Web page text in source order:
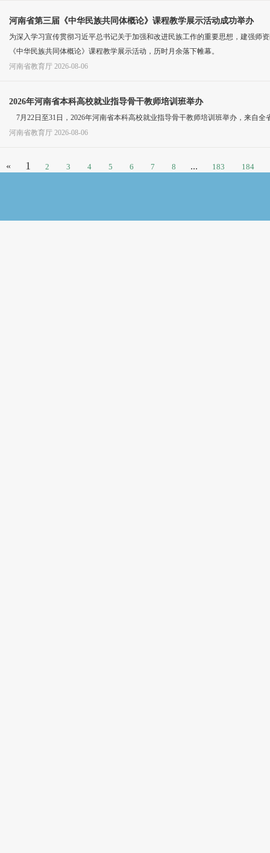
河南省第三届《中华民族共同体概论》课程教学展示活动成功举办
为深入学习宣传贯彻习近平总书记关于加强和改进民族工作的重要思想，建强师
《中华民族共同体概论》课程教学展示活动，历时月余落下帷幕。
河南省教育厅 2026-08-06
2026年河南省本科高校就业指导骨干教师培训班举办
7月22日至31日，2026年河南省本科高校就业指导骨干教师培训班举办，来自
河南省教育厅 2026-08-06
« 1 2 3 4 5 6 7 8 ... 183 184